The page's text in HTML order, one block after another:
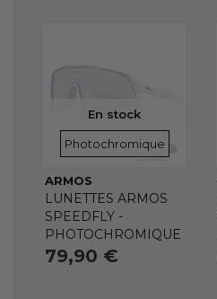
En stock
VERRES
Photochromique
ARMOS
LUNETTES ARMOS
SPEEDFLY -
PHOTOCHROMIQUE
79,90 €